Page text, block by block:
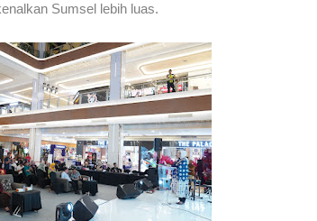
Sumsel lebih luas.